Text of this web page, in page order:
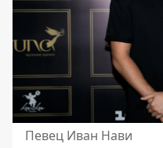
Певец Иван Нави